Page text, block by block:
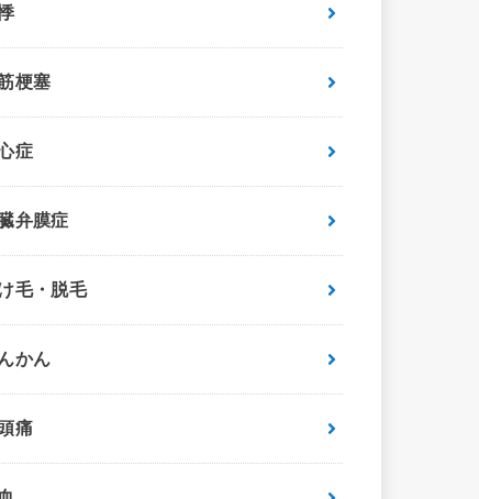
梗塞
症
弁膜症
毛・脱毛
かん
痛